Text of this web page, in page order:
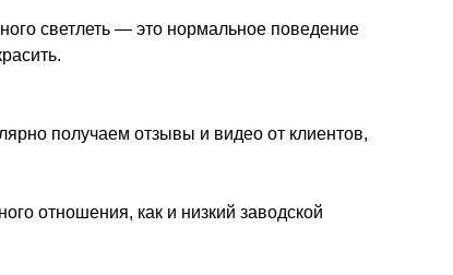
светлеть — это нормальное поведение
получаем отзывы и видео от клиентов,
отношения, как и низкий заводской